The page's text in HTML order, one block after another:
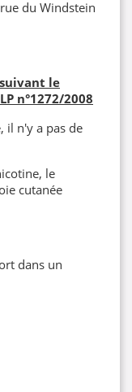
du Windstein
le
n°1272/2008
il n'y a pas de
le
cutanée
dans un